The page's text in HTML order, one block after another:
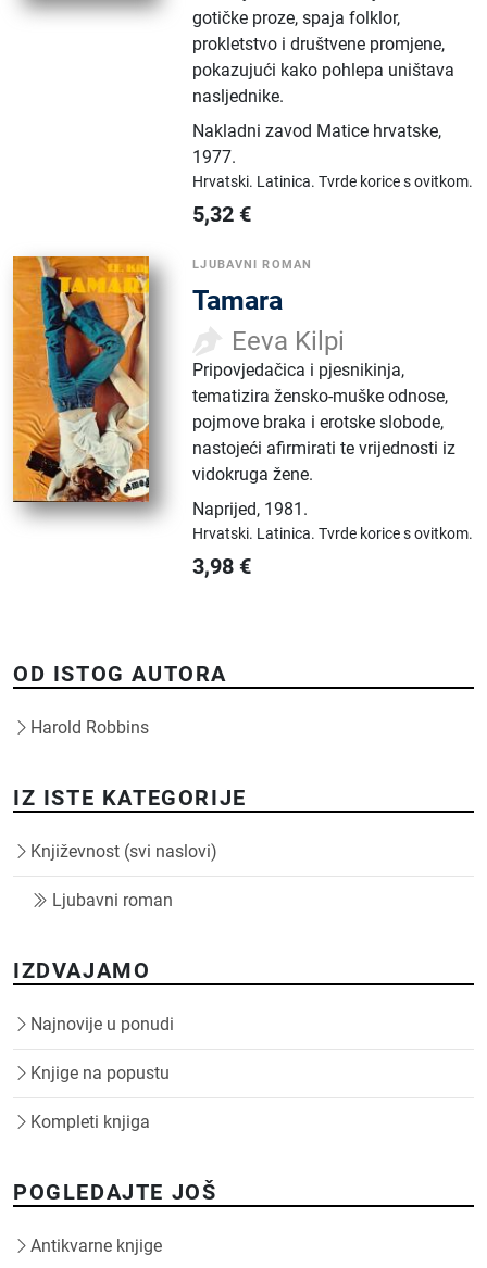
gotičke proze, spaja folklor,
prokletstvo i društvene promjene,
pokazujući kako pohlepa uništava
nasljednike.
Nakladni zavod Matice hrvatske,
1977.
Hrvatski. Latinica.Tvrde korice s ovitkom.
5,32 €
LJUBAVNI ROMAN
Tamara
Eeva Kilpi
Pripovjedačica i pjesnikinja,
tematizira žensko-muške odnose,
pojmove braka i erotske slobode,
nastojeći afirmirati te vrijednosti iz
vidokruga žene.
Naprijed, 1981.
Hrvatski. Latinica.Tvrde korice s ovitkom.
3,98 €
OD ISTOG AUTORA
Harold Robbins
IZ ISTE KATEGORIJE
Književnost (svi naslovi)
Ljubavni roman
IZDVAJAMO
Najnovije u ponudi
Knjige na popustu
Kompleti knjiga
POGLEDAJTE JOŠ
Antikvarne knjige